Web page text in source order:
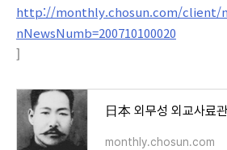
http://monthly.chosun.com/client/
nNewsNumb=200710100020
]
monthly.chosun.com